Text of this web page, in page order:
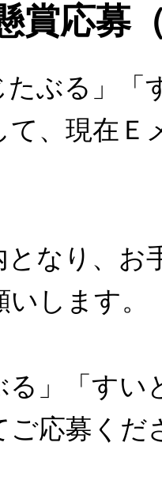
賞応募
たぶる」「
て、現在Ｅ
となり、お
します。
る」「す
応募くだ